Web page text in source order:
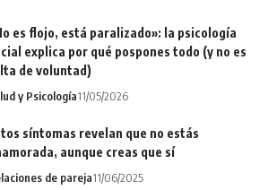
es flojo, está paralizado»: la psicología
explica por qué pospones todo (y no es
de voluntad)
y Psicología11/05/2026
síntomas revelan que no estás
aunque creas que sí
de pareja11/06/2025